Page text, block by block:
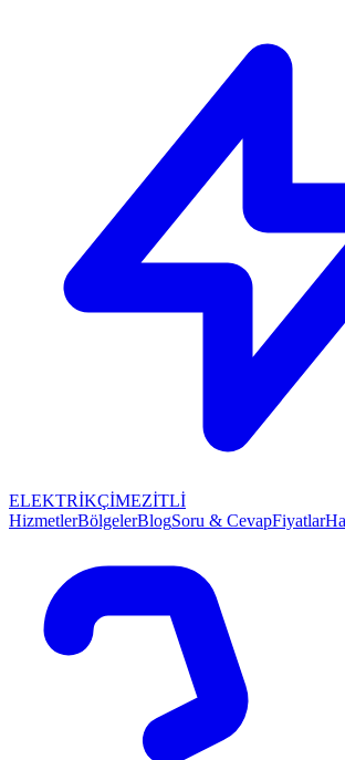
ELEKTRİKÇİMEZİTLİ
HizmetlerBölgelerBlogSoru & CevapFiyatlar